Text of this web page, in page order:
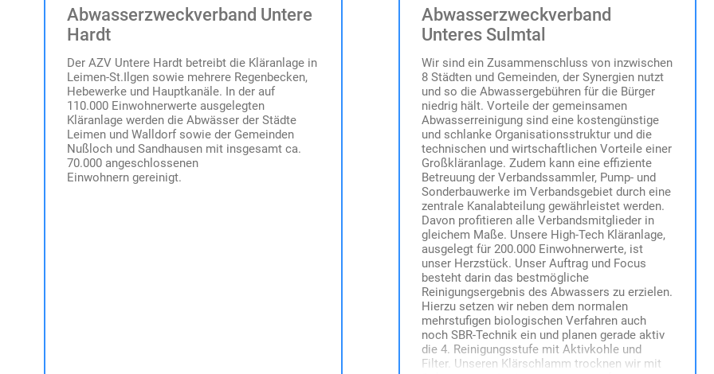
Abwasserzweckverband Untere
Hardt
Der AZV Untere Hardt betreibt die Kläranlage in
Leimen-St.Ilgen sowie mehrere Regenbecken,
Hebewerke und Hauptkanäle. In der auf
110.000 Einwohnerwerte ausgelegten
Kläranlage werden die Abwässer der Städte
Leimen und Walldorf sowie der Gemeinden
Nußloch und Sandhausen mit insgesamt ca.
70.000 angeschlossenen
Einwohnern gereinigt.
Abwasserzweckverband
Unteres Sulmtal
Wir sind ein Zusammenschluss von inzwischen
8 Städten und Gemeinden, der Synergien nutzt
und so die Abwassergebühren für die Bürger
niedrig hält. Vorteile der gemeinsamen
Abwasserreinigung sind eine kostengünstige
und schlanke Organisationsstruktur und die
technischen und wirtschaftlichen Vorteile einer
Großkläranlage. Zudem kann eine effiziente
Betreuung der Verbandssammler, Pump- und
Sonderbauwerke im Verbandsgebiet durch eine
zentrale Kanalabteilung gewährleistet werden.
Davon profitieren alle Verbandsmitglieder in
gleichem Maße. Unsere High-Tech Kläranlage,
ausgelegt für 200.000 Einwohnerwerte, ist
unser Herzstück. Unser Auftrag und Focus
besteht darin das bestmögliche
Reinigungsergebnis des Abwassers zu erzielen.
Hierzu setzen wir neben dem normalen
mehrstufigen biologischen Verfahren auch
noch SBR-Technik ein und planen gerade aktiv
die 4. Reinigungsstufe mit Aktivkohle und
Filter. Unseren Klärschlamm trocknen wir mit